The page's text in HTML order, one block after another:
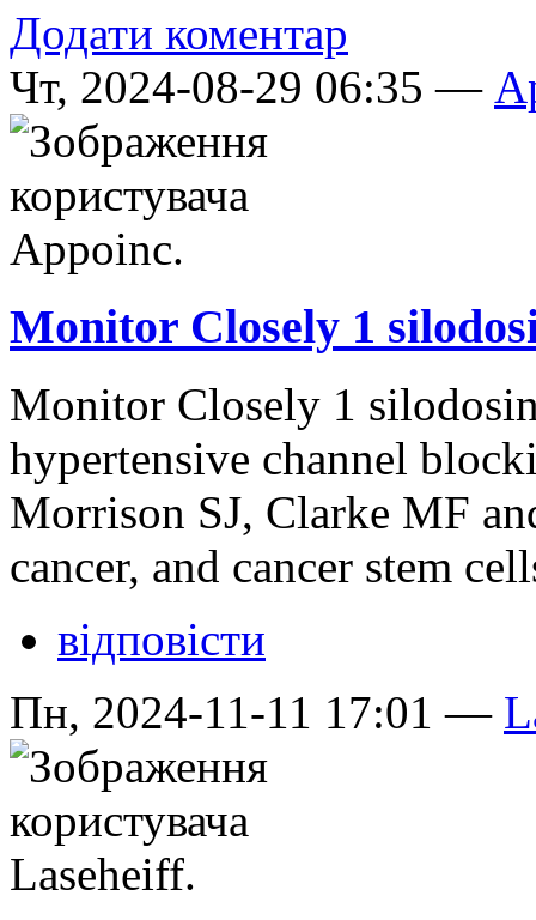
Додати коментар
Чт, 2024-08-29 06:35 —
Monitor Closely 1
Monitor Closely 1
hypertensive channel
Morrison SJ, Clarke MF
cancer, and cancer stem
відповісти
Пн, 2024-11-11 17:01 —